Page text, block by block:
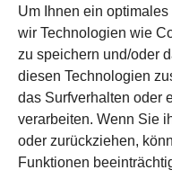
Um Ihnen ein
wir Technologien wie
zu speichern und/oder
diesen Technologien
das Surfverhalten oder
verarbeiten. Wenn Sie
oder zurückziehen,
Funktionen
nicht an
gewerbliche
aus Österreich,
(weitere Länder
zzgl. MwSt. und
AGB